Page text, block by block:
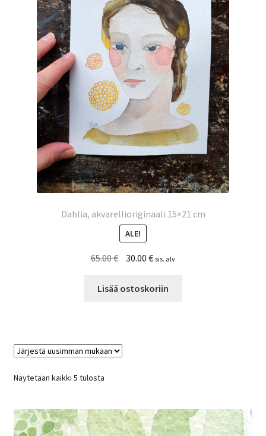
Dahlia, akvarellioriginaali 15×21 cm
ALE!
65.00€
Alkuperäinen
oli:
30.00 €Nykyinen
on:
sis. alv
Lisää ostoskoriin
Näytetään kaikki 5 tulostaSorted